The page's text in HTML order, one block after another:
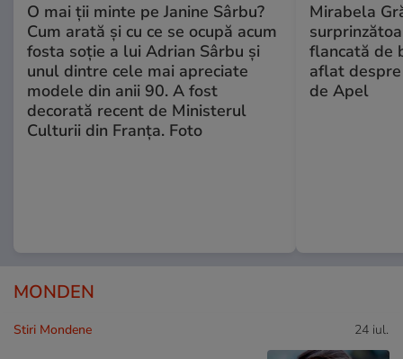
O mai ții minte pe Janine Sârbu?
Cum arată și cu ce se ocupă acum
fosta soție a lui Adrian Sârbu și
unul dintre cele mai apreciate
modele din anii 90. A fost
decorată recent de Ministerul
Culturii din Franța. Foto
Mirabela
flancată de
aflat
de Apel
MONDEN
Stiri Mondene 24 iul.